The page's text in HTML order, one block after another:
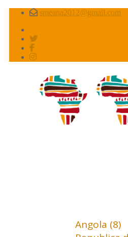
smeana2012@gmail.com
Angola (8)